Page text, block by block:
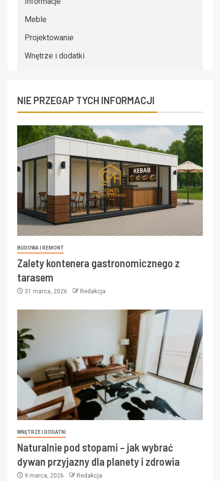
Meble
Projektowanie
Wnętrze i dodatki
NIE PRZEGAP TYCH INFORMACJI
BUDOWA I REMONT
Zalety kontenera gastronomicznego z
tarasem
31 marca, 2026 Redakcja
WNĘTRZE I DODATKI
Naturalnie pod stopami – jak wybrać
dywan przyjazny dla planety i zdrowia
9 marca, 2026 Redakcja